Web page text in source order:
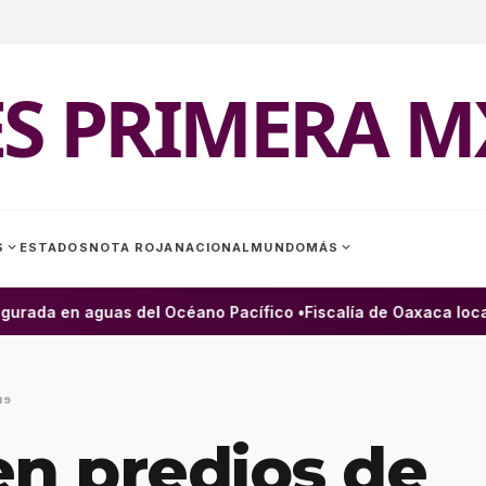
PRIMERA
expand_more ESTADOS NOTA ROJA NACIONAL MUNDOMÁS expand_more
en aguas del Océano Pacífico •Fiscalía de Oaxaca